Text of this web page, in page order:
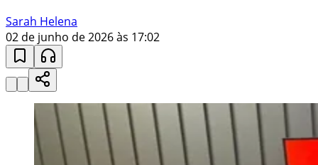
Sarah Helena
02 de junho de 2026 às 17:02